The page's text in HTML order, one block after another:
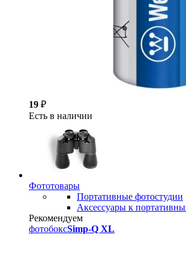
19 ₽
Есть в наличии
Фототовары
Портативные фотостудии
Аксессуары к
Рекомендуем
фотобоксSimp-Q XL